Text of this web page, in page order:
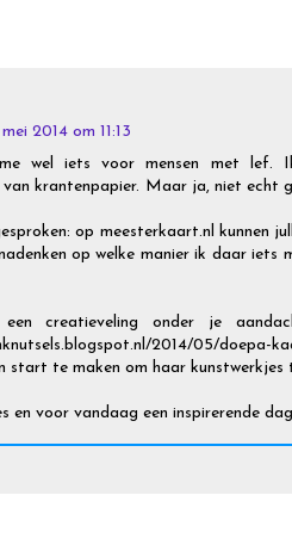
2014 om 11:13
wel iets voor mensen met lef.
krantenpapier. Maar ja, niet echt
op meesterkaart.nl kunnen
op welke manier ik daar iets
creatieveling onder je
2014/05/doepa-
start te maken om haar kunstwerkjes
en voor vandaag een inspirerende